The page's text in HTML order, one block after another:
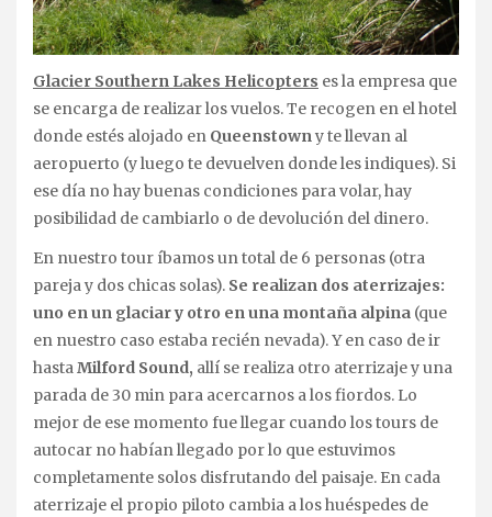
Glacier Southern Lakes Helicopters es la empresa que
se encarga de realizar los vuelos. Te recogen en el hotel
donde estés alojado en Queenstowny te llevan al
aeropuerto (y luego te devuelven donde les indiques). Si
ese día no hay buenas condiciones para volar, hay
posibilidad de cambiarlo o de devolución del dinero.
En nuestro tour íbamos un total de 6 personas (otra
pareja y dos chicas solas). Se realizan dos aterrizajes:
uno en un glaciar y otro en una montaña alpina (que
en nuestro caso estaba recién nevada). Y en caso de ir
hastaMilford Sound, allí se realiza otro aterrizaje y una
parada de 30 min para acercarnos a los fiordos. Lo
mejor de ese momento fue llegar cuando los tours de
autocar no habían llegado por lo que estuvimos
completamente solos disfrutando del paisaje. En cada
aterrizaje el propio piloto cambia a los huéspedes de